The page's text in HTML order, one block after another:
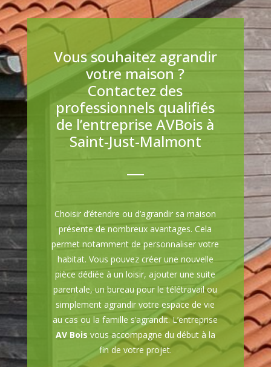
Vous souhaitez agrandir
votre maison ?
Contactez des
professionnels qualifiés
de l’entreprise AVBois à
Saint-Just-Malmont
Choisir d’étendre ou d’agrandir sa maison
présente de nombreux avantages. Cela
permet notamment de personnaliser votre
habitat. Vous pouvez créer une nouvelle
pièce dédiée à un loisir, ajouter une suite
parentale, un bureau pour le télétravail ou
simplement agrandir votre espace de vie
au cas ou la famille s’agrandit. L’entreprise
AV Bois vous accompagne du début à la
fin de votre projet.